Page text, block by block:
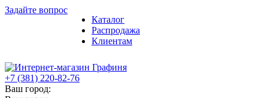
Задайте вопрос
Каталог
Распродажа
Клиентам
+7 (381) 220-82-76
Ваш город: